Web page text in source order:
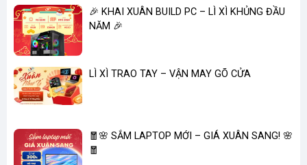
🎉 KHAI XUÂN BUILD PC – LÌ XÌ KHỦNG ĐẦU
NĂM 🎉
LÌ XÌ TRAO TAY – VẬN MAY GÕ CỬA
🧧🌸 SẮM LAPTOP MỚI – GIÁ XUÂN SANG! 🌸
🧧